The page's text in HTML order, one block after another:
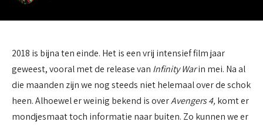
2018 is bijna ten einde. Het is een vrij intensief film jaar
geweest, vooral met de release van Infinity Warin mei. Na al
die maanden zijn we nog steeds niet helemaal over de schok
heen. Alhoewel er weinig bekend is overAvengers 4, komt er
mondjesmaat toch informatie naar buiten. Zo kunnen we er